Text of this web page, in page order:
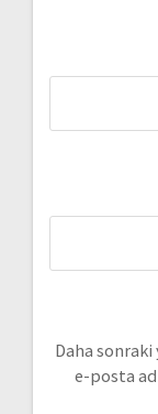
Daha sonraki
e-posta